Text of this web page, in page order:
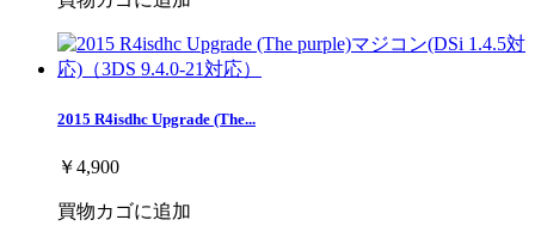
2015 R4isdhc Upgrade (The...
￥4,900
買物カゴに追加